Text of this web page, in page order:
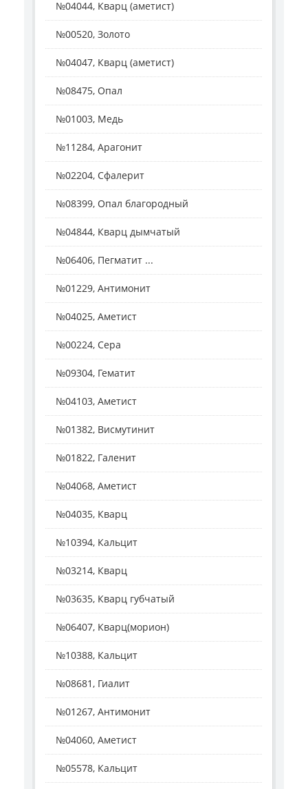
№04044, Кварц (аметист)
№00520, Золото
№04047, Кварц (аметист)
№08475, Опал
№01003, Медь
№11284, Арагонит
№02204, Сфалерит
№08399, Опал благородный
№04844, Кварц дымчатый
№06406, Пегматит ...
№01229, Антимонит
№04025, Аметист
№00224, Сера
№09304, Гематит
№04103, Аметист
№01382, Висмутинит
№01822, Галенит
№04068, Аметист
№04035, Кварц
№10394, Кальцит
№03214, Кварц
№03635, Кварц губчатый
№06407, Кварц(морион)
№10388, Кальцит
№08681, Гиалит
№01267, Антимонит
№04060, Аметист
№05578, Кальцит